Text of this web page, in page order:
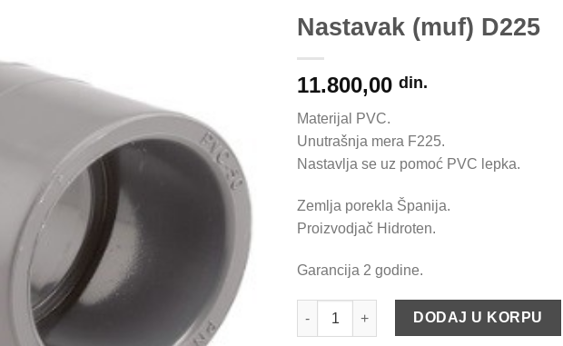
Nastavak (muf) D225
11.800,00din.
Materijal PVC.
Unutrašnja mera F225.
Nastavlja se uz pomoć PVC lepka.
Zemlja porekla Španija.
Proizvodjač Hidroten.
Garancija 2 godine.
Nastavak (muf) D225 količina
DODAJ U KORPU